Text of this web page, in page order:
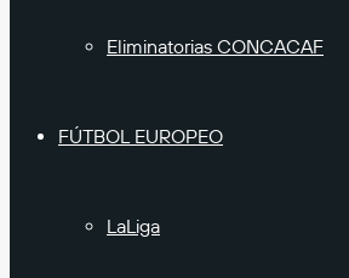
Eliminatorias CONCACAF
FÚTBOL EUROPEO
LaLiga